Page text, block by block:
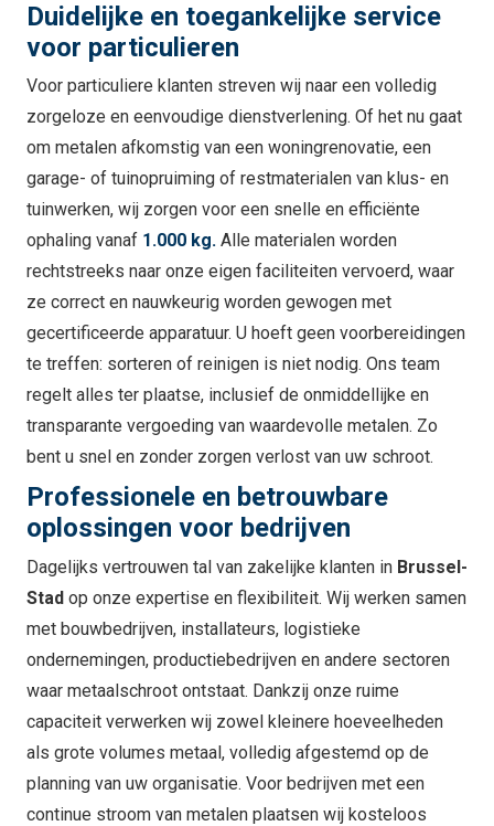
Duidelijke en toegankelijke service
voor particulieren
Voor particuliere klanten streven wij naar een volledig
zorgeloze en eenvoudige dienstverlening. Of het nu gaat
om metalen afkomstig van een woningrenovatie, een
garage- of tuinopruiming of restmaterialen van klus- en
tuinwerken, wij zorgen voor een snelle en efficiënte
ophaling vanaf 1.000 kg. Alle materialen worden
rechtstreeks naar onze eigen faciliteiten vervoerd, waar
ze correct en nauwkeurig worden gewogen met
gecertificeerde apparatuur. U hoeft geen voorbereidingen
te treffen: sorteren of reinigen is niet nodig. Ons team
regelt alles ter plaatse, inclusief de onmiddellijke en
transparante vergoeding van waardevolle metalen. Zo
bent u snel en zonder zorgen verlost van uw schroot.
Professionele en betrouwbare
oplossingen voor bedrijven
Dagelijks vertrouwen tal van zakelijke klanten in Brussel-
Stad op onze expertise en flexibiliteit. Wij werken samen
met bouwbedrijven, installateurs, logistieke
ondernemingen, productiebedrijven en andere sectoren
waar metaalschroot ontstaat. Dankzij onze ruime
capaciteit verwerken wij zowel kleinere hoeveelheden
als grote volumes metaal, volledig afgestemd op de
planning van uw organisatie. Voor bedrijven met een
continue stroom van metalen plaatsen wij kosteloos